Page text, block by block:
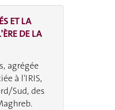
ET LA
DE LA
agrégée
à l'IRIS,
Sud, des